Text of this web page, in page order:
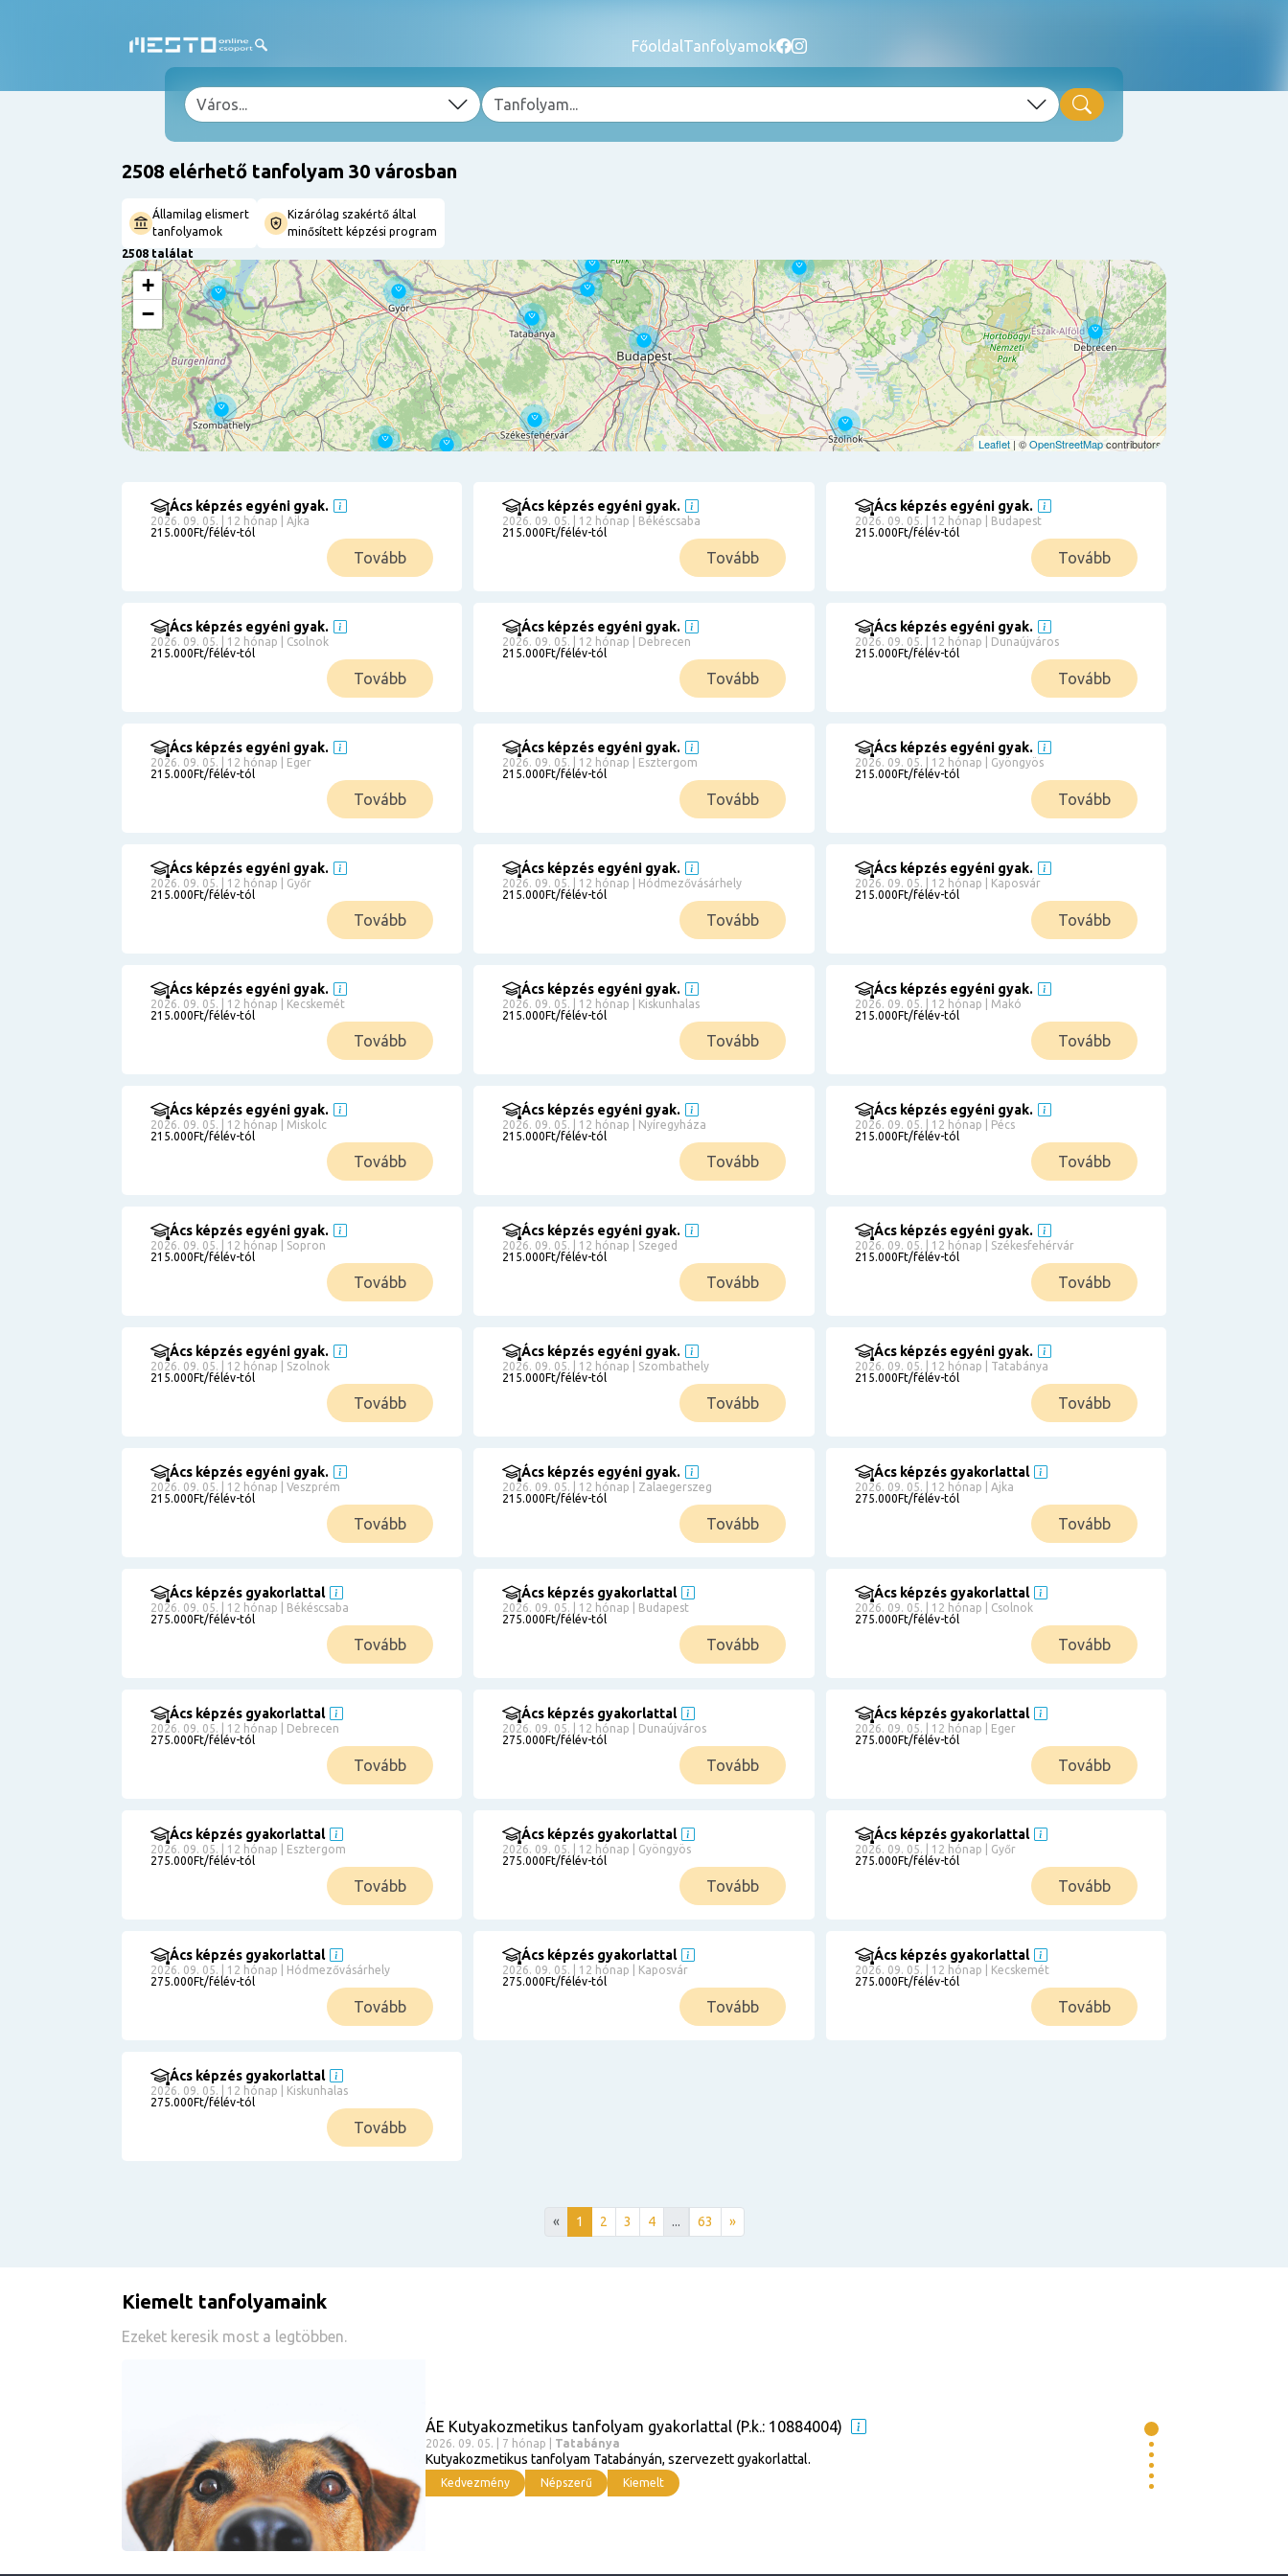
Főoldal Tanfolyamok
2508 elérhető tanfolyam 30 városban
Államilag elismert
tanfolyamok
Kizárólag szakértő által
minősített képzési program
2508 találat
+
−
Leaflet | ©OpenStreetMapcontributors
Szűrés
Érettségi
Részletfizetéssel
Ács képzés egyéni gyak.
2026. 09. 05. | 12 hónap | Ajka
215.000Ft/félév-tól
Tovább
Ács képzés egyéni gyak.
2026. 09. 05. | 12 hónap | Békéscsaba
215.000Ft/félév-tól
Tovább
Ács képzés egyéni gyak.
2026. 09. 05. | 12 hónap | Budapest
215.000Ft/félév-tól
Tovább
Ács képzés egyéni gyak.
2026. 09. 05. | 12 hónap | Csolnok
215.000Ft/félév-tól
Tovább
Ács képzés egyéni gyak.
2026. 09. 05. | 12 hónap | Debrecen
215.000Ft/félév-tól
Tovább
Ács képzés egyéni gyak.
2026. 09. 05. | 12 hónap | Dunaújváros
215.000Ft/félév-tól
Tovább
Ács képzés egyéni gyak.
2026. 09. 05. | 12 hónap | Eger
215.000Ft/félév-tól
Tovább
Ács képzés egyéni gyak.
2026. 09. 05. | 12 hónap | Esztergom
215.000Ft/félév-tól
Tovább
Ács képzés egyéni gyak.
2026. 09. 05. | 12 hónap | Gyöngyös
215.000Ft/félév-tól
Tovább
Ács képzés egyéni gyak.
2026. 09. 05. | 12 hónap | Győr
215.000Ft/félév-tól
Tovább
Ács képzés egyéni gyak.
2026. 09. 05. | 12 hónap | Hódmezővásárhely
215.000Ft/félév-tól
Tovább
Ács képzés egyéni gyak.
2026. 09. 05. | 12 hónap | Kaposvár
215.000Ft/félév-tól
Tovább
Ács képzés egyéni gyak.
2026. 09. 05. | 12 hónap | Kecskemét
215.000Ft/félév-tól
Tovább
Ács képzés egyéni gyak.
2026. 09. 05. | 12 hónap | Kiskunhalas
215.000Ft/félév-tól
Tovább
Ács képzés egyéni gyak.
2026. 09. 05. | 12 hónap | Makó
215.000Ft/félév-tól
Tovább
Ács képzés egyéni gyak.
2026. 09. 05. | 12 hónap | Miskolc
215.000Ft/félév-tól
Tovább
Ács képzés egyéni gyak.
2026. 09. 05. | 12 hónap | Nyíregyháza
215.000Ft/félév-tól
Tovább
Ács képzés egyéni gyak.
2026. 09. 05. | 12 hónap | Pécs
215.000Ft/félév-tól
Tovább
Ács képzés egyéni gyak.
2026. 09. 05. | 12 hónap | Sopron
215.000Ft/félév-tól
Tovább
Ács képzés egyéni gyak.
2026. 09. 05. | 12 hónap | Szeged
215.000Ft/félév-tól
Tovább
Ács képzés egyéni gyak.
2026. 09. 05. | 12 hónap | Székesfehérvár
215.000Ft/félév-tól
Tovább
Ács képzés egyéni gyak.
2026. 09. 05. | 12 hónap | Szolnok
215.000Ft/félév-tól
Tovább
Ács képzés egyéni gyak.
2026. 09. 05. | 12 hónap | Szombathely
215.000Ft/félév-tól
Tovább
Ács képzés egyéni gyak.
2026. 09. 05. | 12 hónap | Tatabánya
215.000Ft/félév-tól
Tovább
Ács képzés egyéni gyak.
2026. 09. 05. | 12 hónap | Veszprém
215.000Ft/félév-tól
Tovább
Ács képzés egyéni gyak.
2026. 09. 05. | 12 hónap | Zalaegerszeg
215.000Ft/félév-tól
Tovább
Ács képzés gyakorlattal
2026. 09. 05. | 12 hónap | Ajka
275.000Ft/félév-tól
Tovább
Ács képzés gyakorlattal
2026. 09. 05. | 12 hónap | Békéscsaba
275.000Ft/félév-tól
Tovább
Ács képzés gyakorlattal
2026. 09. 05. | 12 hónap | Budapest
275.000Ft/félév-tól
Tovább
Ács képzés gyakorlattal
2026. 09. 05. | 12 hónap | Csolnok
275.000Ft/félév-tól
Tovább
Ács képzés gyakorlattal
2026. 09. 05. | 12 hónap | Debrecen
275.000Ft/félév-tól
Tovább
Ács képzés gyakorlattal
2026. 09. 05. | 12 hónap | Dunaújváros
275.000Ft/félév-tól
Tovább
Ács képzés gyakorlattal
2026. 09. 05. | 12 hónap | Eger
275.000Ft/félév-tól
Tovább
Ács képzés gyakorlattal
2026. 09. 05. | 12 hónap | Esztergom
275.000Ft/félév-tól
Tovább
Ács képzés gyakorlattal
2026. 09. 05. | 12 hónap | Gyöngyös
275.000Ft/félév-tól
Tovább
Ács képzés gyakorlattal
2026. 09. 05. | 12 hónap | Győr
275.000Ft/félév-tól
Tovább
Ács képzés gyakorlattal
2026. 09. 05. | 12 hónap | Hódmezővásárhely
275.000Ft/félév-tól
Tovább
Ács képzés gyakorlattal
2026. 09. 05. | 12 hónap | Kaposvár
275.000Ft/félév-tól
Tovább
Ács képzés gyakorlattal
2026. 09. 05. | 12 hónap | Kecskemét
275.000Ft/félév-tól
Tovább
Ács képzés gyakorlattal
2026. 09. 05. | 12 hónap | Kiskunhalas
275.000Ft/félév-tól
Tovább
« 1 2 3 4 ... 63 »
Kiemelt tanfolyamaink
Ezeket keresik most a legtöbben.
ÁE Kutyakozmetikus tanfolyam gyakorlattal (P.k.: 10884004)
2026. 09. 05. | 7 hónap | Tatabánya
Kutyakozmetikus tanfolyam Tatabányán, szervezett gyakorlattal.
Kedvezmény Népszerű Kiemelt